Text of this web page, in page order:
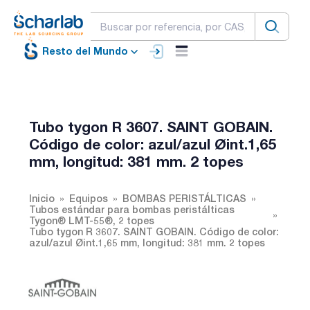
Resto del Mundo
Tubo tygon R 3607. SAINT GOBAIN.
Código de color: azul/azul Øint.1,65
mm, longitud: 381 mm. 2 topes
Inicio Equipos
BOMBAS PERISTÁLTICAS
Tubos estándar para bombas peristálticas
Tygon® LMT-55®, 2 topes
Tubo tygon R 3607. SAINT GOBAIN. Código de color:
azul/azul Øint.1,65 mm, longitud: 381 mm. 2 topes